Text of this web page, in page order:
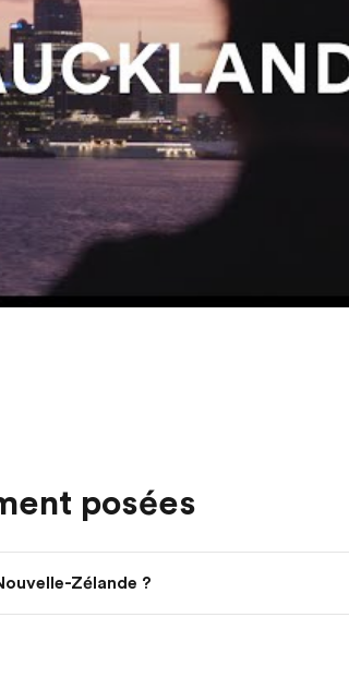
posées
Zélande ?